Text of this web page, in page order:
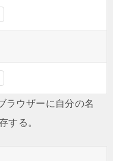
ラウザーに自分の名
する。